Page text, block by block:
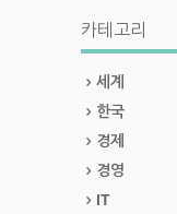
카테고리
세계
한국
경제
경영
IT